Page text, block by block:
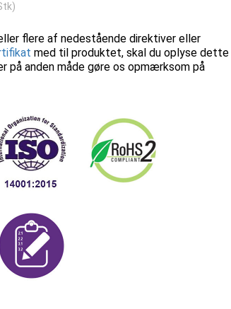
flere af nedestående direktiver eller
med til produktet, skal du oplyse dette
på anden måde gøre os opmærksom på